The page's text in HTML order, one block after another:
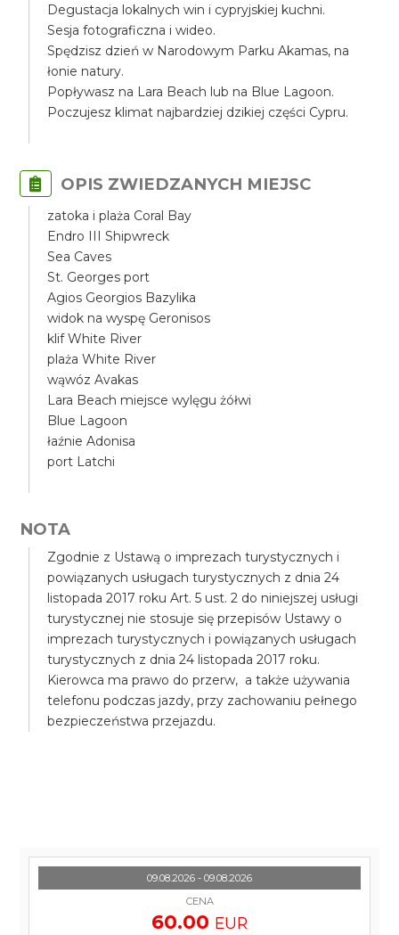
Degustacja lokalnych win i cypryjskiej kuchni.
Sesja fotograficzna i wideo.
Spędzisz dzień w Narodowym Parku Akamas, na
łonie natury.
Popływasz na Lara Beach lub na Blue Lagoon.
Poczujesz klimat najbardziej dzikiej części Cypru.
OPIS ZWIEDZANYCH MIEJSC
zatoka i plaża Coral Bay
Endro III Shipwreck
Sea Caves
St. Georges port
Agios Georgios Bazylika
widok na wyspę Geronisos
klif White River
plaża White River
wąwóz Avakas
Lara Beach miejsce wylęgu żółwi
Blue Lagoon
łaźnie Adonisa
port Latchi
NOTA
Zgodnie z Ustawą o imprezach turystycznych i
powiązanych usługach turystycznych z dnia 24
listopada 2017 roku Art. 5 ust. 2 do niniejszej usługi
turystycznej nie stosuje się przepisów Ustawy o
imprezach turystycznych i powiązanych usługach
turystycznych z dnia 24 listopada 2017 roku.
Kierowca ma prawo do przerw, a także używania
telefonu podczas jazdy, przy zachowaniu pełnego
bezpieczeństwa przejazdu.
09.08.2026 - 09.08.2026
CENA
60.00 EUR